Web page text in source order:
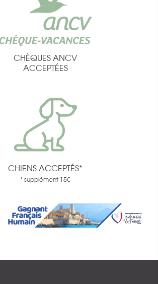
CHÈQUES ANCV
ACCEPTÉES
CHIENS ACCEPTÉS*
* supplément 15€